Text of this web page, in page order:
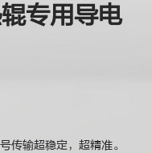
专用导电
传输超稳定，超精准。